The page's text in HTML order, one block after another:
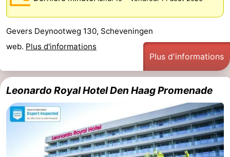
Gevers Deynootweg 130, Scheveningen
web. Plus d'informations
Plus d'informations
Leonardo Royal Hotel Den Haag Promenade